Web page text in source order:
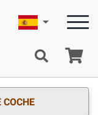
Español
COCHE